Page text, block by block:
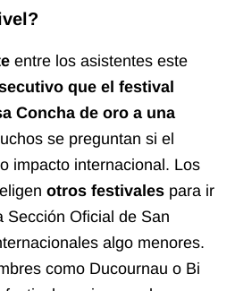
entre los asistentes este
que el festival
Concha de oro a una
se preguntan si el
impacto internacional. Los
otros festivales para ir
Sección Oficial de San
algo menores.
como Ducournau o Bi